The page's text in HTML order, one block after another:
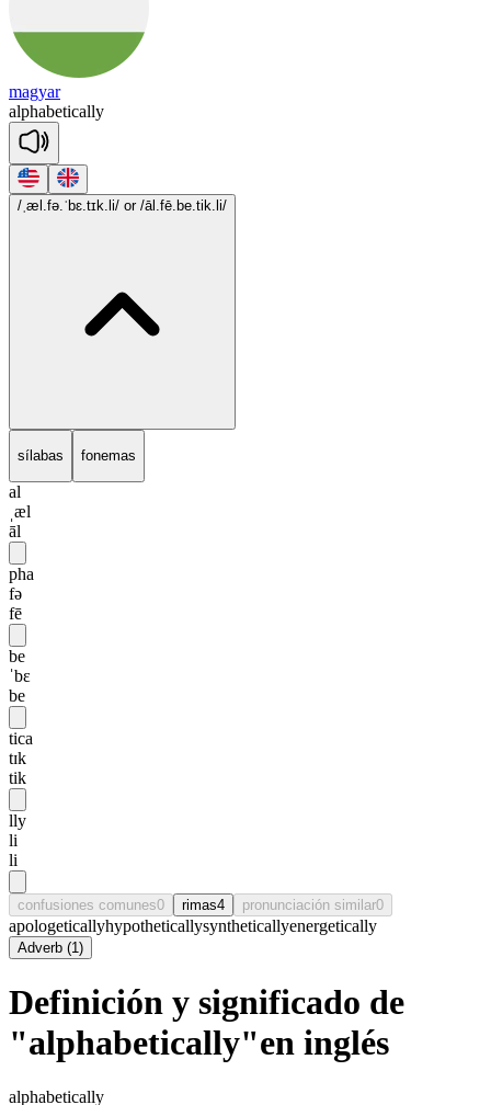
magyar
alphabetically
/ˌæl.fə.ˈbɛ.tɪk.li/ or /āl.fē.be.tik.li/
sílabas fonemas
al
ˌæl
āl
pha
fə
fē
be
ˈbɛ
be
tica
tɪk
tik
lly
li
li
confusiones comunes0 rimas4 pronunciación similar0
apologeticallyhypotheticallysyntheticallyenergetically
Adverb (1)
Definición y significado de
"alphabetically"en inglés
alphabetically